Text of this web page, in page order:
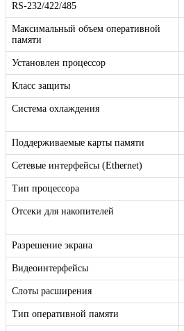
RS-232/422/485
Максимальный объем оперативной
памяти
Установлен процессор
Класс защиты
Система охлаждения
Поддерживаемые карты памяти
Сетевые интерфейсы (Ethernet)
Тип процессора
Отсеки для накопителей
Разрешение экрана
Видеоинтерфейсы
Слоты расширения
Тип оперативной памяти